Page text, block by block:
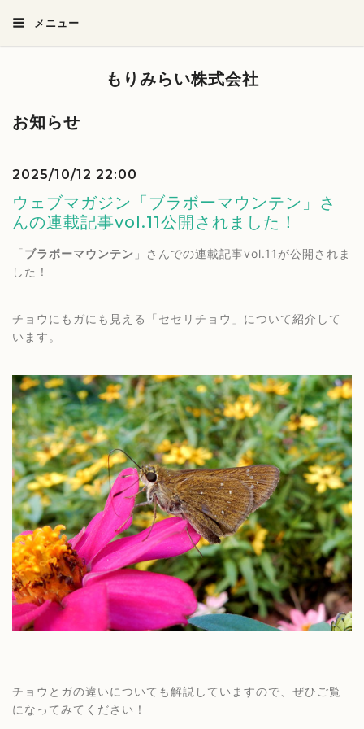
メニュー
もりみらい株式会社
お知らせ
2025/10/12 22:00
ウェブマガジン「ブラボーマウンテン」さ
んの連載記事vol.11公開されました！
「ブラボーマウンテン 」さんでの連載記事vol.11が公開されま
した！
チョウにもガにも見える「セセリチョウ」について紹介して
います。
チョウとガの違いについても解説していますので、ぜひご覧
になってみてください！